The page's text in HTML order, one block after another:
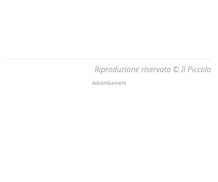
Riproduzione riservata © Il Piccolo